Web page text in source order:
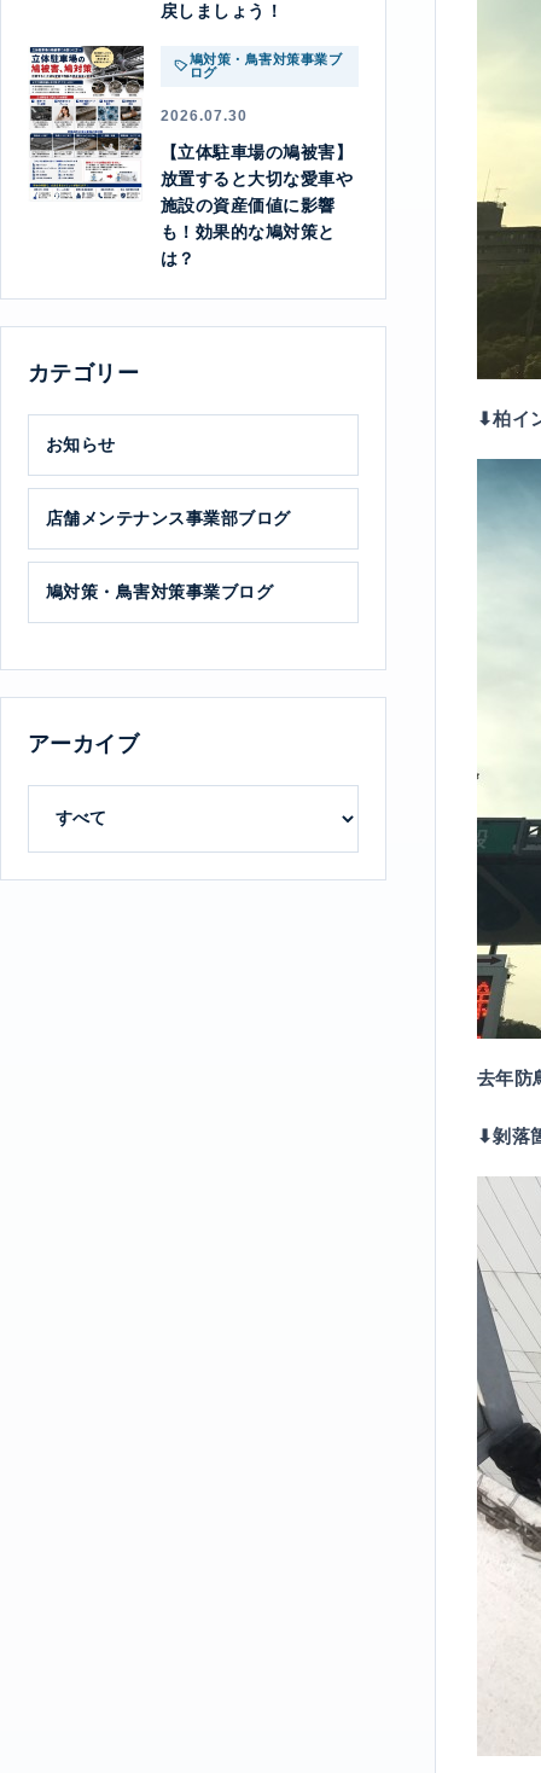
戻しましょう！
鳩対策・鳥害対策事業ブ
ログ
2026.07.30
【立体駐車場の鳩被害】
放置すると大切な愛車や
施設の資産価値に影響
も！効果的な鳩対策と
は？
カテゴリー
お知らせ
店舗メンテナンス事業部ブログ
鳩対策・鳥害対策事業ブログ
アーカイブ
⬇︎柏イ
去年防
⬇︎剝落